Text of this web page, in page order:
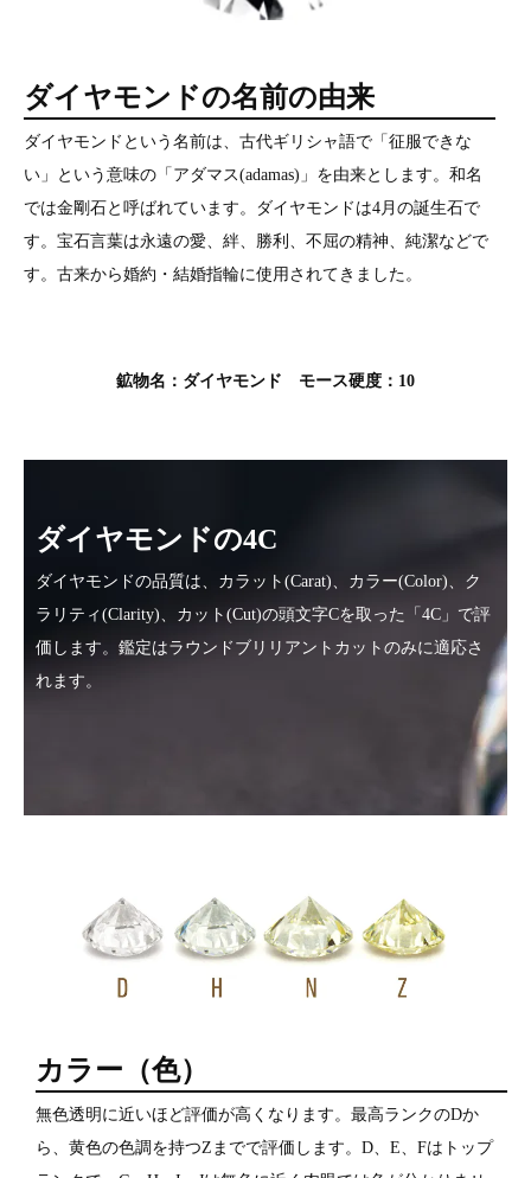
ダイヤモンドの名前の由来
ダイヤモンドという名前は、古代ギリシャ語で「征服できな
い」という意味の「アダマス(adamas)」を由来とします。和名
では金剛石と呼ばれています。ダイヤモンドは4月の誕生石で
す。宝石言葉は永遠の愛、絆、勝利、不屈の精神、純潔などで
す。古来から婚約・結婚指輪に使用されてきました。
鉱物名：ダイヤモンド モース硬度：10
ダイヤモンドの4C
ダイヤモンドの品質は、カラット(Carat)、カラー(Color)、ク
ラリティ(Clarity)、カット(Cut)の頭文字Cを取った「4C」で評
価します。鑑定はラウンドブリリアントカットのみに適応さ
れます。
カラー（色）
無色透明に近いほど評価が高くなります。最高ランクのDか
ら、黄色の色調を持つZまでで評価します。D、E、Fはトップ